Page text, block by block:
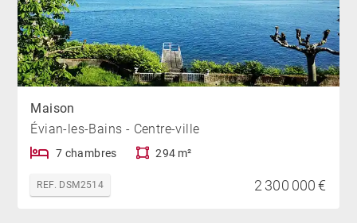
Maison
Évian-les-Bains - Centre-ville
7 chambres 294 m²
REF. DSM2514 2 300 000 €